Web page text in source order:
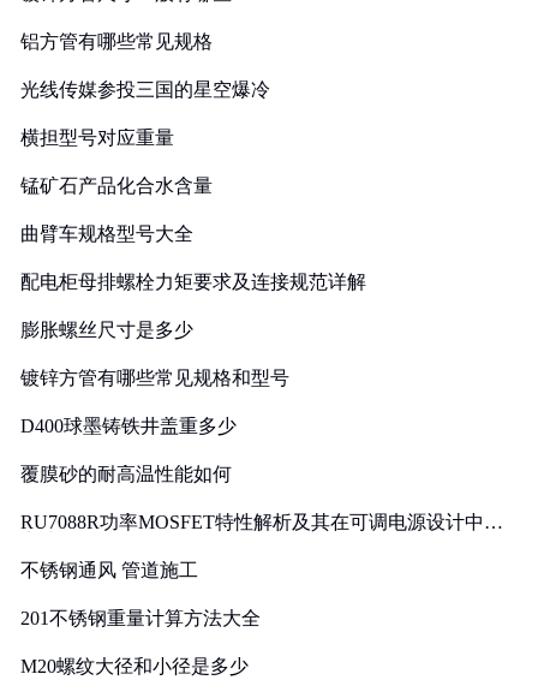
铝方管有哪些常见规格
光线传媒参投三国的星空爆冷
横担型号对应重量
锰矿石产品化合水含量
曲臂车规格型号大全
配电柜母排螺栓力矩要求及连接规范详解
膨胀螺丝尺寸是多少
镀锌方管有哪些常见规格和型号
D400球墨铸铁井盖重多少
覆膜砂的耐高温性能如何
RU7088R功率MOSFET特性解析及其在可调电源设计中的
不锈钢通风 管道施工
201不锈钢重量计算方法大全
M20螺纹大径和小径是多少